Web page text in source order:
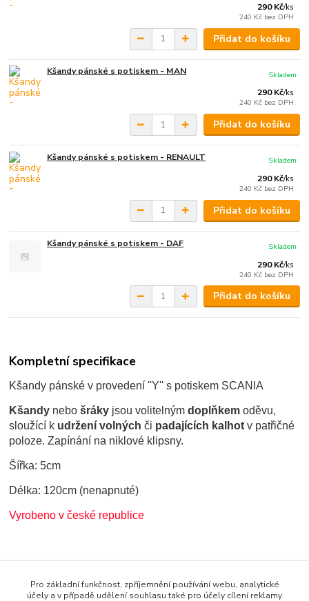
290 Kč/ks
240 Kč bez DPH
Přidat do košíku
Kšandy pánské s potiskem - MAN
290 Kč/ks
240 Kč bez DPH
Skladem
Přidat do košíku
Kšandy pánské s potiskem - RENAULT
290 Kč/ks
240 Kč bez DPH
Skladem
Přidat do košíku
Kšandy pánské s potiskem - DAF
290 Kč/ks
240 Kč bez DPH
Skladem
Přidat do košíku
Kompletní specifikace
Kšandy pánské v provedení ''Y'' s potiskem SCANIA
Kšandy nebošráky jsou volitelnýmdoplňkem oděvu,
sloužící k udržení volných či padajících kalhot v patřičné
poloze. Zapínání na niklové klipsny.
Šířka: 5cm
Délka: 120cm (nenapnuté)
Vyrobeno v české republice
DOPLŇKY KAMIOŇÁKA
Pro základní funkčnost, zpříjemnění používání webu, analytické
účely a v případě udělení souhlasu také pro účely cílení reklamy